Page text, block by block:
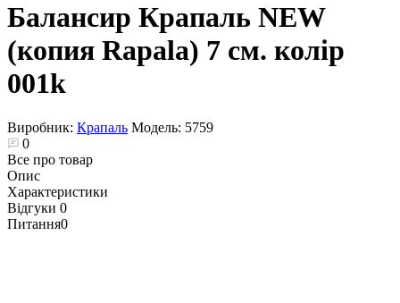
Балансир Крапаль NEW
(копия Rapala) 7 см. колір
001k
Виробник: Крапаль Модель: 5759
0
Все про товар
Опис
Характеристики
Відгуки 0
Питання0